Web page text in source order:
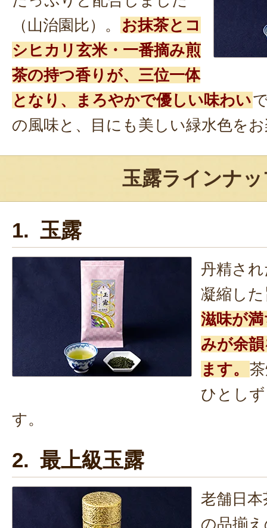
（山治園比）。
お抹茶とコ
シヒカリ玄米・一番摘み煎
茶の持つ香りが、三位一体
となり、まろやかで優しい味わい
の風味と、目にも美しい緑水色を
玉露ラインナ
1. 玉露
丹精さ
凝縮し
滋味が
みが余
ます。
ひとし
す。
2. 最上級玉露
老舗日
の品揃